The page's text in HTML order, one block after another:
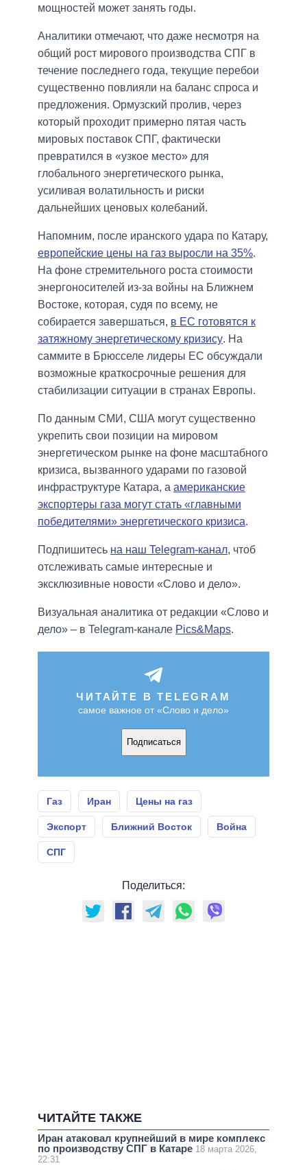
мощностей может занять годы.
Аналитики отмечают, что даже несмотря на
общий рост мирового производства СПГ в
течение последнего года, текущие перебои
существенно повлияли на баланс спроса и
предложения. Ормузский пролив, через
который проходит примерно пятая часть
мировых поставок СПГ, фактически
превратился в «узкое место» для
глобального энергетического рынка,
усиливая волатильность и риски
дальнейших ценовых колебаний.
Напомним, после иранского удара по Катару,
европейские цены на газ выросли на 35%.
На фоне стремительного роста стоимости
энергоносителей из-за войны на Ближнем
Востоке, которая, судя по всему, не
собирается завершаться, в ЕС готовятся к
затяжному энергетическому кризису. На
саммите в Брюсселе лидеры ЕС обсуждали
возможные краткосрочные решения для
стабилизации ситуации в странах Европы.
По данным СМИ, США могут существенно
укрепить свои позиции на мировом
энергетическом рынке на фоне масштабного
кризиса, вызванного ударами по газовой
инфраструктуре Катара, а американские
экспортеры газа могут стать «главными
победителями» энергетического кризиса.
Подпишитесь на наш Telegram-канал, чтоб
отслеживать самые интересные и
эксклюзивные новости «Слово и дело».
Визуальная аналитика от редакции «Слово и
дело» – в Telegram-канале Pics&Maps.
ЧИТАЙТЕ В TELEGRAM
самое важное от «Слово и дело»
Подписаться
Газ Иран Цены на газ
Экспорт Ближний Восток Война
СПГ
Поделиться:
ЧИТАЙТЕ ТАКЖЕ
Иран атаковал крупнейший в мире комплекс
по производству СПГ в Катаре 18 марта 2026,
22:31